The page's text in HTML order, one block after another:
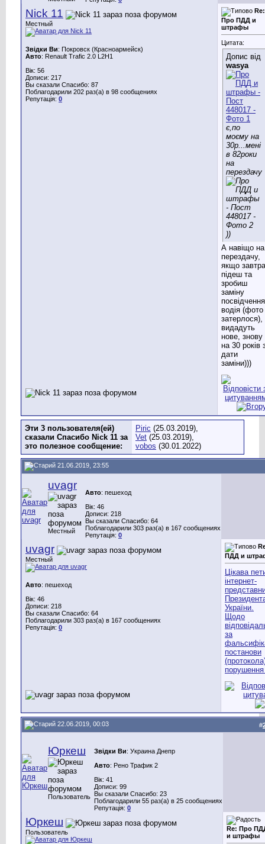
Nick 11
Местный
Звідки Ви: Покровск (Красноармейск)
Авто: Renault Trafic 2.0 L2H1
Вік: 56
Дописи: 217
Вы сказали Спасибо: 87
Поблагодарили 202 раз(а) в 98 сообщениях
Репутація: 0
Re:
Про ПДД и
штрафы
Цитата:
Допис від
wasya
є,по
моєму на
30р...мені
в 82роки
на
перездачу
))
А навіщо на
перездачу,
якщо завтра
підеш та
зробиш
заміну
посвідчення
водія (фото
затерлося),
видадуть
нове, знову
на 30 років
дати
заміни)))
Эти 3 пользователя(ей)
сказали Спасибо Nick 11 за
это полезное сообщение:
Piric (25.03.2019),
Vet (25.03.2019),
vobos (30.01.2022)
21.06.2019, 23:55
uvagr
Местный
Авто: пешеход
Вік: 46
Дописи: 218
Вы сказали Спасибо: 64
Поблагодарили 303 раз(а) в 167 сообщениях
Репутація: 0
uvagr
Местный
Авто: пешеход
Вік: 46
Дописи: 218
Вы сказали Спасибо: 64
Поблагодарили 303 раз(а) в 167 сообщениях
Репутація: 0
ПДД и
Цікава
інтернет-
України.
Щодо
за
постанови
22.06.2019, 00:03 #
Юркеш
Пользователь
Звідки Ви: Украина Днепр
Авто: Рено Трафик 2
Вік: 41
Дописи: 99
Вы сказали Спасибо: 23
Поблагодарили 55 раз(а) в 25 сообщениях
Репутація: 0
Юркеш
Пользователь
Re: Про
и штрафы